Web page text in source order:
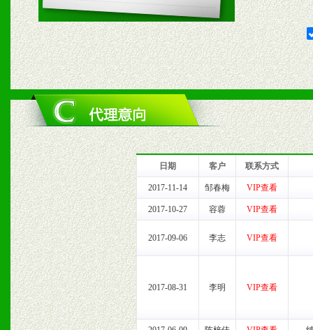
1、给予前期市场操作一定
2、对于临期，滞销品给予
六、服务优势
1、完善的信息服务咨询中
我们将及时回复您的疑问。
2、售后服务：突发性产品
以及时受理记录并合理妥
3、我们时刻整理各区销售
时收编销售效果显着的案
日期 客户 联系方式
2017-11-14 邹春梅 VIP查看
2017-10-27 容蓉 VIP查看
2017-09-06 李志 VIP查看
2017-08-31 李明 VIP查看